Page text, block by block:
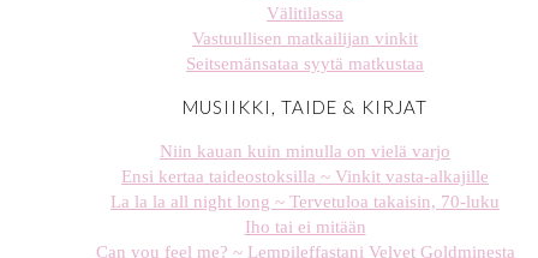
Välitilassa
Vastuullisen matkailijan vinkit
Seitsemänsataa syytä matkustaa
MUSIIKKI, TAIDE & KIRJAT
Niin kauan kuin minulla on vielä varjo
Ensi kertaa taideostoksilla ~ Vinkit vasta-alkajille
La la la all night long ~ Tervetuloa takaisin, 70-luku
Iho tai ei mitään
Can you feel me? ~ Lempileffastani Velvet Goldminesta